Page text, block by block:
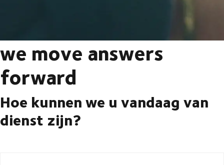
we move answers
forward
Hoe kunnen we u vandaag van
dienst zijn?